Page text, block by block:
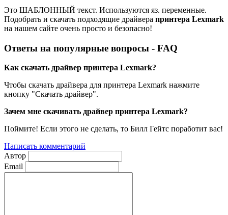
Это ШАБЛОННЫЙ текст. Используются яз. переменные.
Подобрать и скачать подходящие драйвера принтера Lexmark
на нашем сайте очень просто и безопасно!
Ответы на популярные вопросы - FAQ
Как скачать драйвер принтера Lexmark?
Чтобы скачать драйвера для принтера Lexmark нажмите
кнопку "Скачать драйвер".
Зачем мне скачивать драйвер принтера Lexmark?
Поймите! Если этого не сделать, то Билл Гейтс поработит вас!
Написать комментарий
Автор
Email